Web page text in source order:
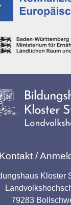
Kontakt /
Kloster
79283